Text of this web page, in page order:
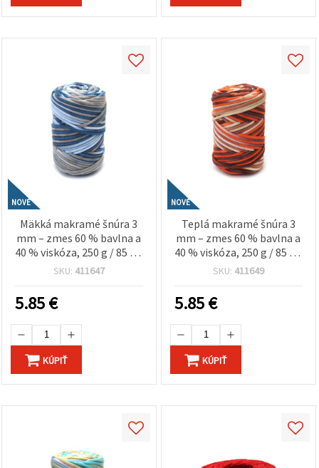
NOVÉ
Mäkká makramé šnúra 3
mm – zmes 60 % bavlna a
40 % viskóza, 250 g / 85 m,
svetlomodrý melír,
uzly, závesy na stenu a
kreatívne boho projekty
DIY
SKU: 411647
5.85€
KÚPIŤ
NOVÉ
Teplá makramé šnúra 3
mm – zmes 60 % bavlna a
40 % viskóza, 250 g / 85 m,
oranžovo-hnedý melír,
dekorácie, držiaky na
rastliny a ručne robený
bytový dekor
SKU: 411649
5.85€
KÚPIŤ